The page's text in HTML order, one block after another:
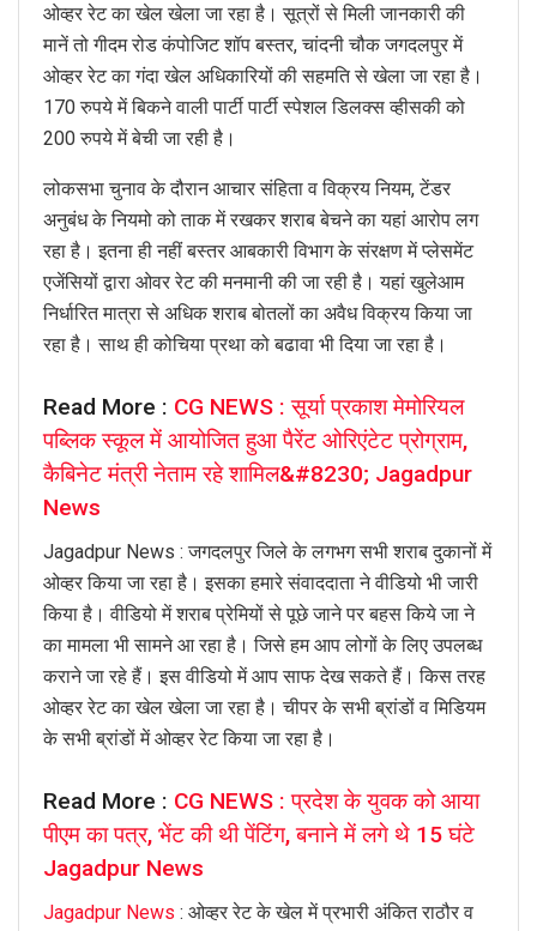
ओव्हर रेट का खेल खेला जा रहा है। सूत्रों से मिली जानकारी की
मानें तो गीदम रोड कंपोजिट शॉप बस्तर, चांदनी चौक जगदलपुर में
ओव्हर रेट का गंदा खेल अधिकारियों की सहमति से खेला जा रहा है।
170 रुपये में बिकने वाली पार्टी पार्टी स्पेशल डिलक्स व्हीसकी को
200 रुपये में बेची जा रही है।
लोकसभा चुनाव के दौरान आचार संहिता व विक्रय नियम, टेंडर
अनुबंध के नियमो को ताक में रखकर शराब बेचने का यहां आरोप लग
रहा है। इतना ही नहीं बस्तर आबकारी विभाग के संरक्षण में प्लेसमेंट
एजेंसियों द्वारा ओवर रेट की मनमानी की जा रही है। यहां खुलेआम
निर्धारित मात्रा से अधिक शराब बोतलों का अवैध विक्रय किया जा
रहा है। साथ ही कोचिया प्रथा को बढावा भी दिया जा रहा है।
Read More : CG NEWS : सूर्या प्रकाश मेमोरियल
पब्लिक स्कूल में आयोजित हुआ पैरेंट ओरिएंटेट प्रोग्राम,
कैबिनेट मंत्री नेताम रहे शामिल&#8230; Jagadpur
News
Jagadpur News : जगदलपुर जिले के लगभग सभी शराब दुकानों में
ओव्हर किया जा रहा है। इसका हमारे संवाददाता ने वीडियो भी जारी
किया है। वीडियो में शराब प्रेमियों से पूछे जाने पर बहस किये जा ने
का मामला भी सामने आ रहा है। जिसे हम आप लोगों के लिए उपलब्ध
कराने जा रहे हैं। इस वीडियो में आप साफ देख सकते हैं। किस तरह
ओव्हर रेट का खेल खेला जा रहा है। चीपर के सभी ब्रांडों व मिडियम
के सभी ब्रांडों में ओव्हर रेट किया जा रहा है।
Read More : CG NEWS : प्रदेश के युवक को आया
पीएम का पत्र, भेंट की थी पेंटिंग, बनाने में लगे थे 15 घंटे
Jagadpur News
Jagadpur News : ओव्हर रेट के खेल में प्रभारी अंकित राठौर व